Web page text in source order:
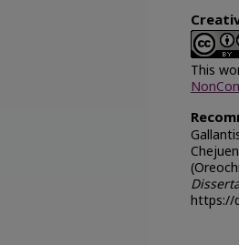
This
https://